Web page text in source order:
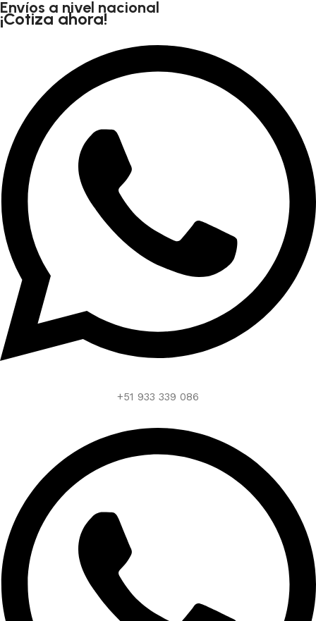
Envíos a nivel nacional
¡Cotiza ahora!
+51 933 339 086